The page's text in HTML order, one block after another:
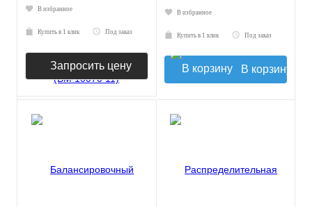
В избранное
Купить в 1 клик Под заказ
Запросить цену
В избранное
Купить в 1 клик Под заказ
В корзину